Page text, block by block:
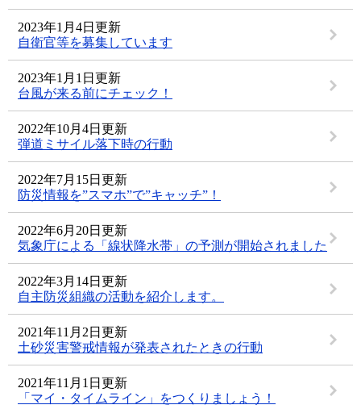
2023年1月4日更新
自衛官等を募集しています
2023年1月1日更新
台風が来る前にチェック！
2022年10月4日更新
弾道ミサイル落下時の行動
2022年7月15日更新
防災情報を”スマホ”で”キャッチ”！
2022年6月20日更新
気象庁による「線状降水帯」の予測が開始されました
2022年3月14日更新
自主防災組織の活動を紹介します。
2021年11月2日更新
土砂災害警戒情報が発表されたときの行動
2021年11月1日更新
「マイ・タイムライン」をつくりましょう！